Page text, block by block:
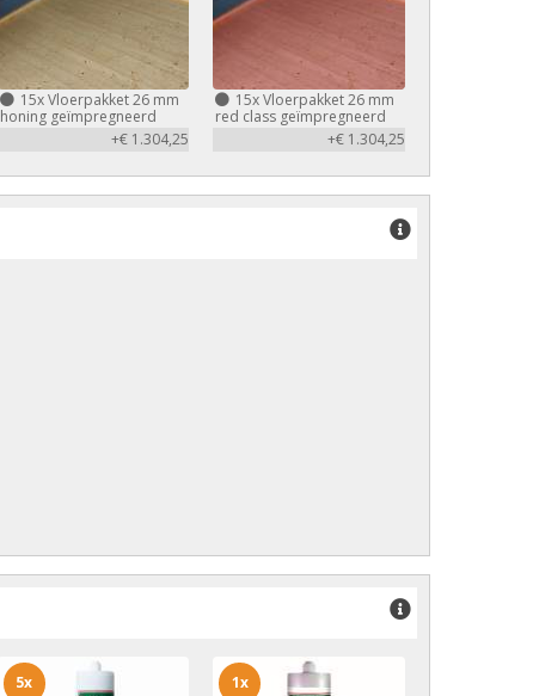
15xVloerpakket 26 mm
honing geïmpregneerd
+€ 1.304,25
15xVloerpakket 26 mm
red class geïmpregneerd
+€ 1.304,25
5x 1x